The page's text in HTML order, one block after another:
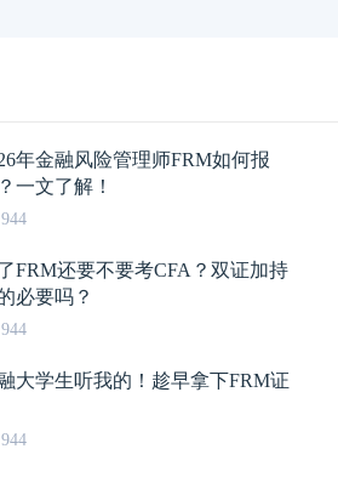
年金融风险管理师FRM如何报
一文了解！
944
FRM还要不要考CFA？双证加持
必要吗？
944
大学生听我的！趁早拿下FRM证
944